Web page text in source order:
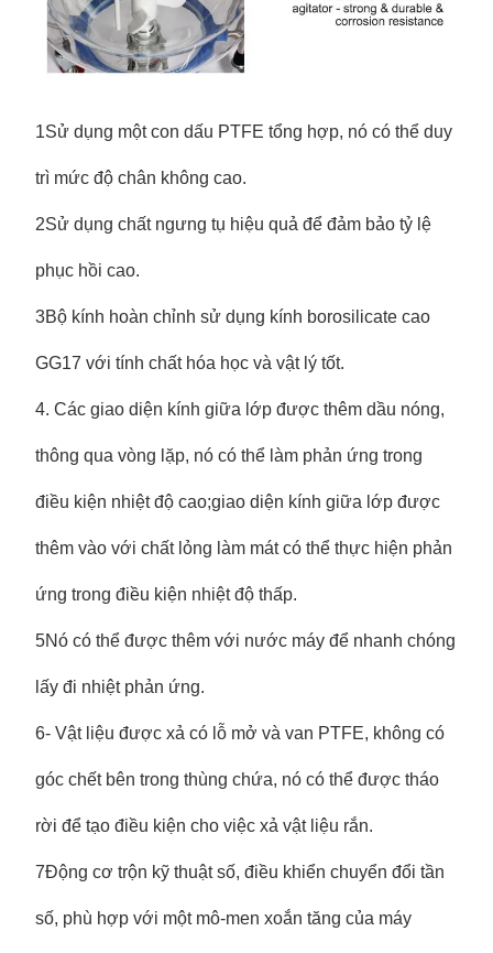
1Sử dụng một con dấu PTFE tổng hợp, nó có thể duy
trì mức độ chân không cao.
2Sử dụng chất ngưng tụ hiệu quả để đảm bảo tỷ lệ
phục hồi cao.
3Bộ kính hoàn chỉnh sử dụng kính borosilicate cao
GG17 với tính chất hóa học và vật lý tốt.
4. Các giao diện kính giữa lớp được thêm dầu nóng,
thông qua vòng lặp, nó có thể làm phản ứng trong
điều kiện nhiệt độ cao;giao diện kính giữa lớp được
thêm vào với chất lỏng làm mát có thể thực hiện phản
ứng trong điều kiện nhiệt độ thấp.
5Nó có thể được thêm với nước máy để nhanh chóng
lấy đi nhiệt phản ứng.
6- Vật liệu được xả có lỗ mở và van PTFE, không có
góc chết bên trong thùng chứa, nó có thể được tháo
rời để tạo điều kiện cho việc xả vật liệu rắn.
7Động cơ trộn kỹ thuật số, điều khiển chuyển đổi tần
số, phù hợp với một mô-men xoắn tăng của máy